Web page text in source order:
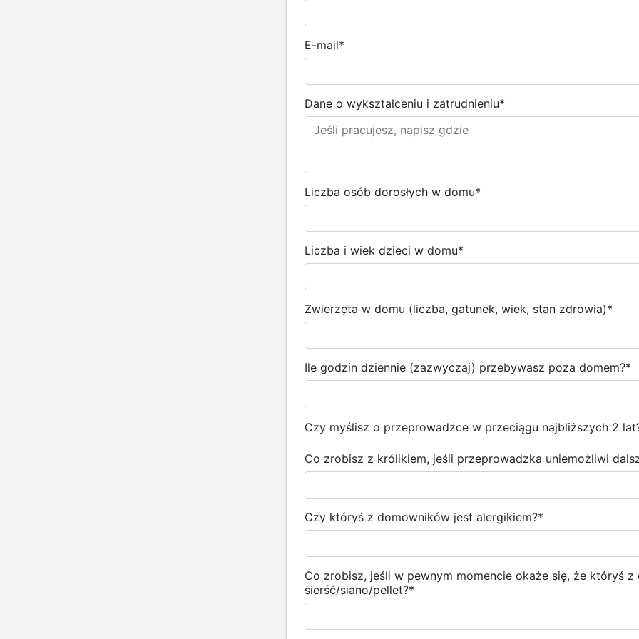
E-mail*
Dane o wykształceniu i zatrudnieniu*
Liczba osób dorosłych w domu*
Liczba i wiek dzieci w domu*
Zwierzęta w domu (liczba, gatunek, wiek, stan zdrowia)*
Ile godzin dziennie (zazwyczaj) przebywasz poza domem?*
Czy myślisz o przeprowadzce w przeciągu najbliższych 2
Co zrobisz z królikiem, jeśli przeprowadzka uniemożliwi
Czy któryś z domowników jest alergikiem?*
Co zrobisz, jeśli w pewnym momencie okaże się, że któryś
sierść/siano/pellet?*